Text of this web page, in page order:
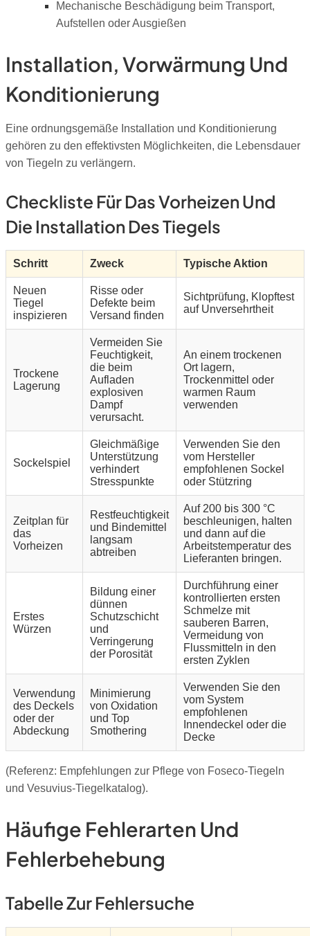
Mechanische Beschädigung beim Transport,
Aufstellen oder Ausgießen
Installation, Vorwärmung Und
Konditionierung
Eine ordnungsgemäße Installation und Konditionierung
gehören zu den effektivsten Möglichkeiten, die Lebensdauer
von Tiegeln zu verlängern.
Checkliste Für Das Vorheizen Und
Die Installation Des Tiegels
Schritt Zweck Typische Aktion
Neuen
Tiegel
inspizieren
Risse oder
Defekte beim
Versand finden
Sichtprüfung, Klopftest
auf Unversehrtheit
Trockene
Lagerung
Vermeiden Sie
Feuchtigkeit,
die beim
Aufladen
explosiven
Dampf
verursacht.
An einem trockenen
Ort lagern,
Trockenmittel oder
warmen Raum
verwenden
Sockelspiel
Gleichmäßige
Unterstützung
verhindert
Stresspunkte
Verwenden Sie den
vom Hersteller
empfohlenen Sockel
oder Stützring
Zeitplan für
das
Vorheizen
Restfeuchtigkeit
und Bindemittel
langsam
abtreiben
Auf 200 bis 300 °C
beschleunigen, halten
und dann auf die
Arbeitstemperatur des
Lieferanten bringen.
Erstes
Würzen
Bildung einer
dünnen
Schutzschicht
und
Verringerung
der Porosität
Durchführung einer
kontrollierten ersten
Schmelze mit
sauberen Barren,
Vermeidung von
Flussmitteln in den
ersten Zyklen
Verwendung
des Deckels
oder der
Abdeckung
Minimierung
von Oxidation
und Top
Smothering
Verwenden Sie den
vom System
empfohlenen
Innendeckel oder die
Decke
(Referenz: Empfehlungen zur Pflege von Foseco-Tiegeln
und Vesuvius-Tiegelkatalog).
Häufige Fehlerarten Und
Fehlerbehebung
Tabelle Zur Fehlersuche